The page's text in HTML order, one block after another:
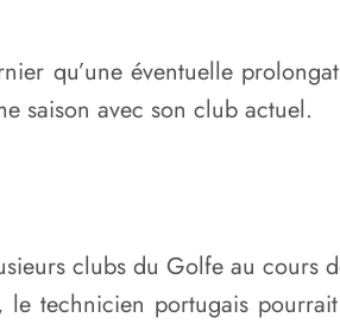
qu’une éventuelle
saison avec son club actuel.
clubs du Golfe au cours
le technicien portugais